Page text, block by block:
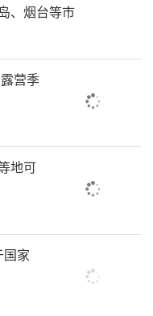
、烟台等市
营季
地可
家